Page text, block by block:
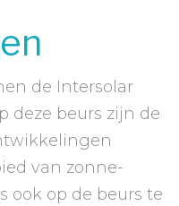
de Intersolar
deze beurs zijn de
van zonne-
ook op de beurs te